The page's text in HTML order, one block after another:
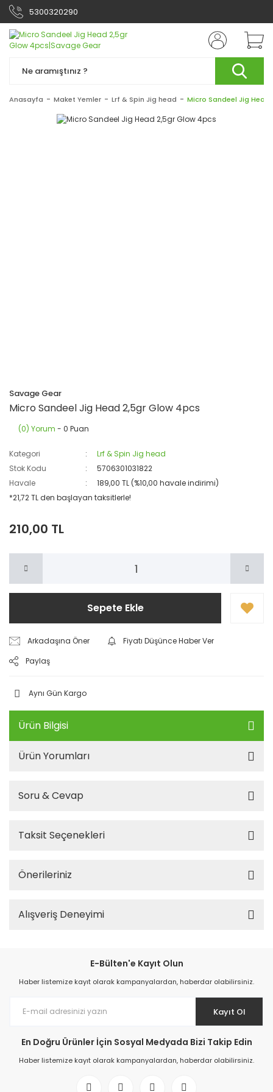
5300320290
Anasayfa Maket Yemler Lrf & Spin Jig head Micro Sandeel Jig Head
Savage Gear
Micro Sandeel Jig Head 2,5gr Glow 4pcs
(0) Yorum - 0 Puan
Kategori
Lrf & Spin Jig head
Stok Kodu
5706301031822
Havale
189,00 TL (%10,00 havale indirimi)
*21,72 TL den başlayan taksitlerle!
210,00 TL
Sepete Ekle
Arkadaşına Öner
Fiyatı Düşünce Haber Ver
Paylaş
Aynı Gün Kargo
Ürün Bilgisi
Ürün Yorumları
Soru & Cevap
Taksit Seçenekleri
Önerileriniz
Alışveriş Deneyimi
E-Bülten'e Kayıt Olun
Haber listemize kayıt olarak kampanyalardan, haberdar olabilirsiniz.
Kayıt Ol
En Doğru Ürünler İçin Sosyal Medyada Bizi Takip Edin
Haber listemize kayıt olarak kampanyalardan, haberdar olabilirsiniz.